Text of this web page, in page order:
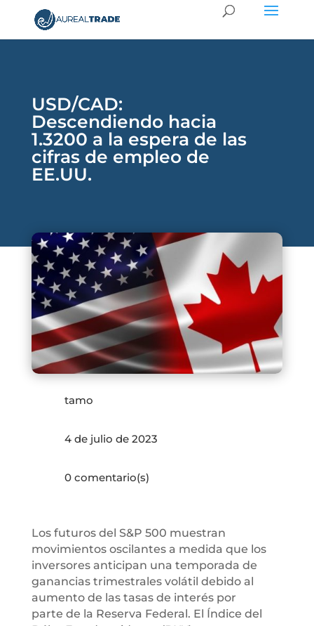
USD/CAD:
Descendiendo hacia
1.3200 a la espera de las
cifras de empleo de
EE.UU.
tamo
4 de julio de 2023
0 comentario(s)
Los futuros del S&P 500 muestran
movimientos oscilantes a medida que los
inversores anticipan una temporada de
ganancias trimestrales volátil debido al
aumento de las tasas de interés por
parte de la Reserva Federal. El Índice del